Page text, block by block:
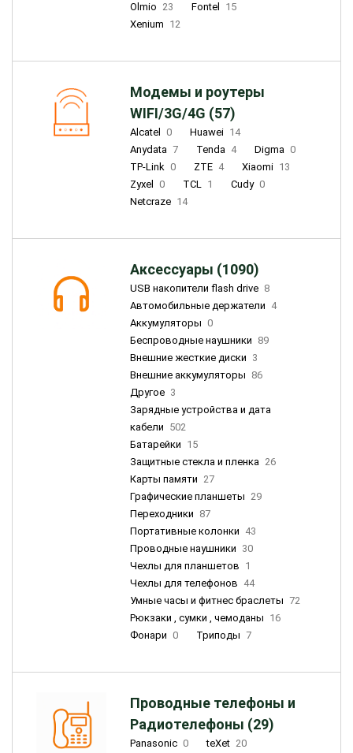
Olmio 23 Fontel
15
Xenium 12
Модемы и роутеры
WIFI/3G/4G (57)
Alcatel 0 Huawei 14
Anydata 7 Tenda 4 Digma 0
TP-Link 0 ZTE 4 Xiaomi 13
Zyxel
0 TCL 1 Cudy 0
Netcraze 14
Аксессуары (1090)
USB накопители flash drive 8
Автомобильные держатели 4
Аккумуляторы 0
Беспроводные наушники 89
Внешние жесткие диски 3
Внешние аккумуляторы 86
Другое 3
Зарядные устройства и дата
кабели 502
Батарейки 15
Защитные стекла и пленка 26
Карты памяти 27
Графические планшеты 29
Переходники 87
Портативные колонки 43
Проводные наушники 30
Чехлы для планшетов 1
Чехлы для телефонов 44
Умные часы и фитнес браслеты 72
Рюкзаки , сумки , чемоданы 16
Фонари 0 Триподы 7
Проводные телефоны и
Радиотелефоны (29)
Panasonic 0 teXet 20